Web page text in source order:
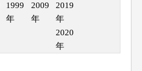
1999
年
2009
年
2019
年
2020
年